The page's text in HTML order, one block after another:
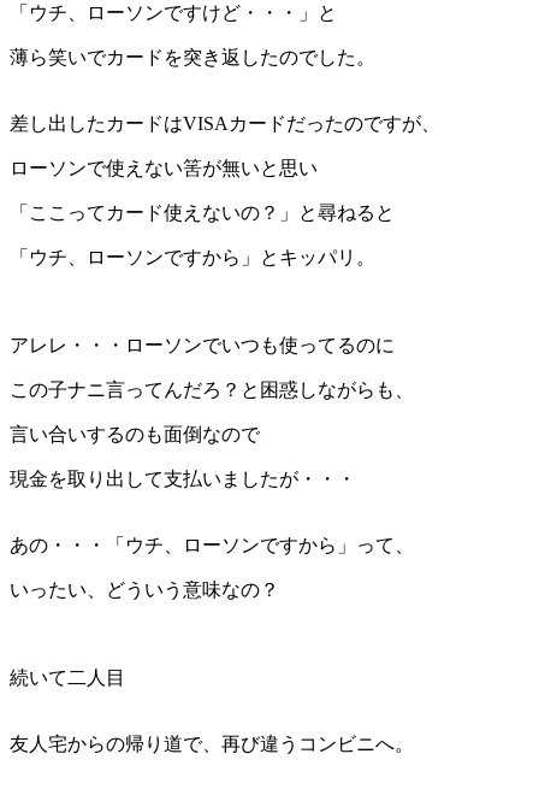
「ウチ、ローソンですけど・・・」と
薄ら笑いでカードを突き返したのでした。
差し出したカードはVISAカードだったのですが、
ローソンで使えない筈が無いと思い
「ここってカード使えないの？」と尋ねると
「ウチ、ローソンですから」とキッパリ。
アレレ・・・ローソンでいつも使ってるのに
この子ナニ言ってんだろ？と困惑しながらも、
言い合いするのも面倒なので
現金を取り出して支払いましたが・・・
あの・・・「ウチ、ローソンですから」って、
いったい、どういう意味なの？
続いて二人目
友人宅からの帰り道で、再び違うコンビニへ。